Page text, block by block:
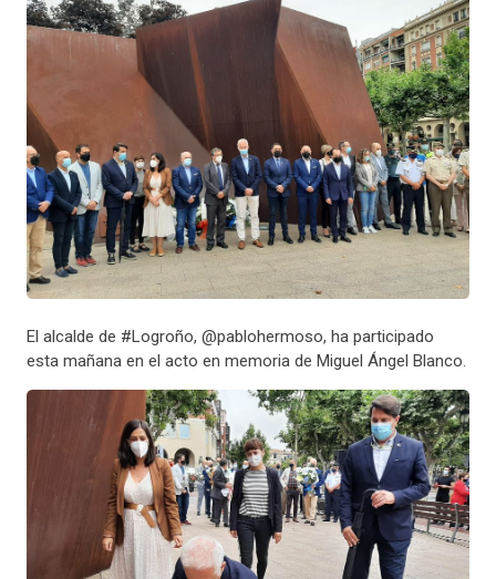
El alcalde de #Logroño, @pablohermoso, ha participado
esta mañana en el acto en memoria de Miguel Ángel Blanco.